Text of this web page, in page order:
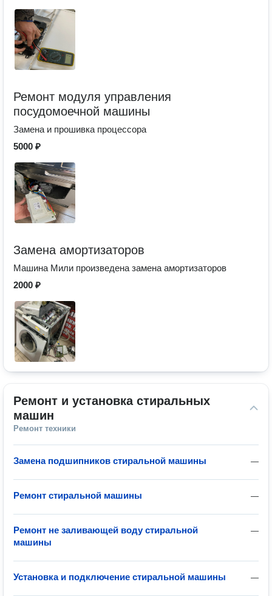
Ремонт модуля управления
посудомоечной машины
Замена и прошивка процессора
5000 ₽
Замена амортизаторов
Машина Мили произведена замена амортизаторов
2000 ₽
Ремонт и установка стиральных
машин
Ремонт техники
—
Замена подшипников стиральной машины
—
Ремонт стиральной машины
—
Ремонт не заливающей воду стиральной
машины
—
Установка и подключение стиральной машины